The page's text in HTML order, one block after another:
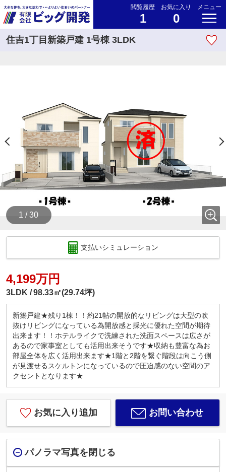
閲覧履歴
1
お気に入り
0
メニュー
住吉1丁目新築戸建 1号棟 3LDK
1 / 30
支払いシミュレーション
4,199万円
3LDK 98.33㎡(29.74坪)
新築戸建★残り1棟！！約21帖の開放的なリビングは大型の吹
抜けリビングになっている為開放感と採光に優れた空間が期待
出来ます！！ホテルライクで洗練された洗面スペースは広さが
あるので家事室としても活用出来そうです★収納も豊富な為お
部屋全体を広く活用出来ます★1階と2階を繋ぐ階段は向こう側
が見渡せるスケルトンになっているので圧迫感のない空間のア
クセントとなります★
お気に入り追加 お問い合わせ
パノラマ写真を閉じる